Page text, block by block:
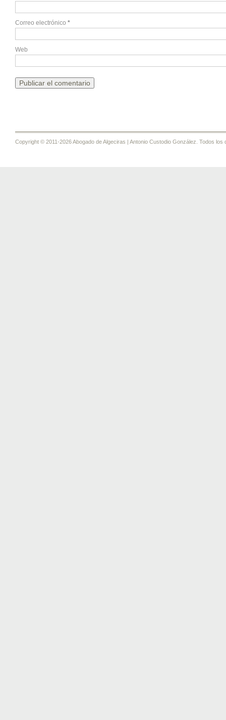
Correo electrónico *
Web
Copyright © 2011-2026 Abogado de Algeciras | Antonio Custodio González. Todos